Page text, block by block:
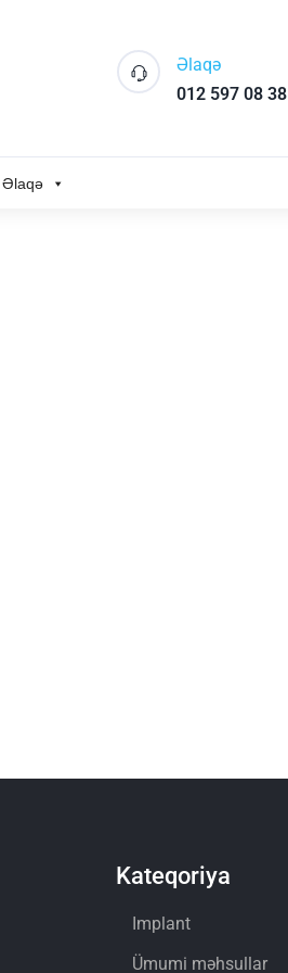
Əlaqə
012 597 08 38
Əlaqə
Kateqoriya
Implant
Ümumi məhsullar